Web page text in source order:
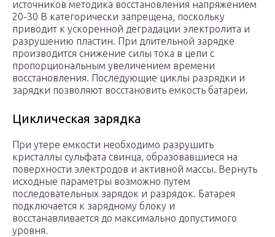
источников методика восстановления напряжением
20-30 В категорически запрещена, поскольку
приводит к ускоренной деградации электролита и
разрушению пластин. При длительной зарядке
производится снижение силы тока в цепи с
пропорциональным увеличением времени
восстановления. Последующие циклы разрядки и
зарядки позволяют восстановить емкость батареи.
Циклическая зарядка
При утере емкости необходимо разрушить
кристаллы сульфата свинца, образовавшиеся на
поверхности электродов и активной массы. Вернуть
исходные параметры возможно путем
последовательных зарядок и разрядок. Батарея
подключается к зарядному блоку и
восстанавливается до максимально допустимого
уровня.